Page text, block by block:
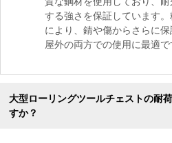
する強さを保証しています
により、錆や傷からさらに保
屋外の両方での使用に最適で
大型ローリングツールチェストの耐
すか？